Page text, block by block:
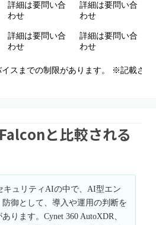
詳細は要問い合
わせ
詳細は要問い合
わせ
詳細は要問い合
わせ
詳細は要問い合
わせ
イスまでの制限があります。 ※記載さ
と比較される
キュリティAIの中で、AI型エン
防御として、導入や運用の判断を
ります。Cynet 360 AutoXDR、